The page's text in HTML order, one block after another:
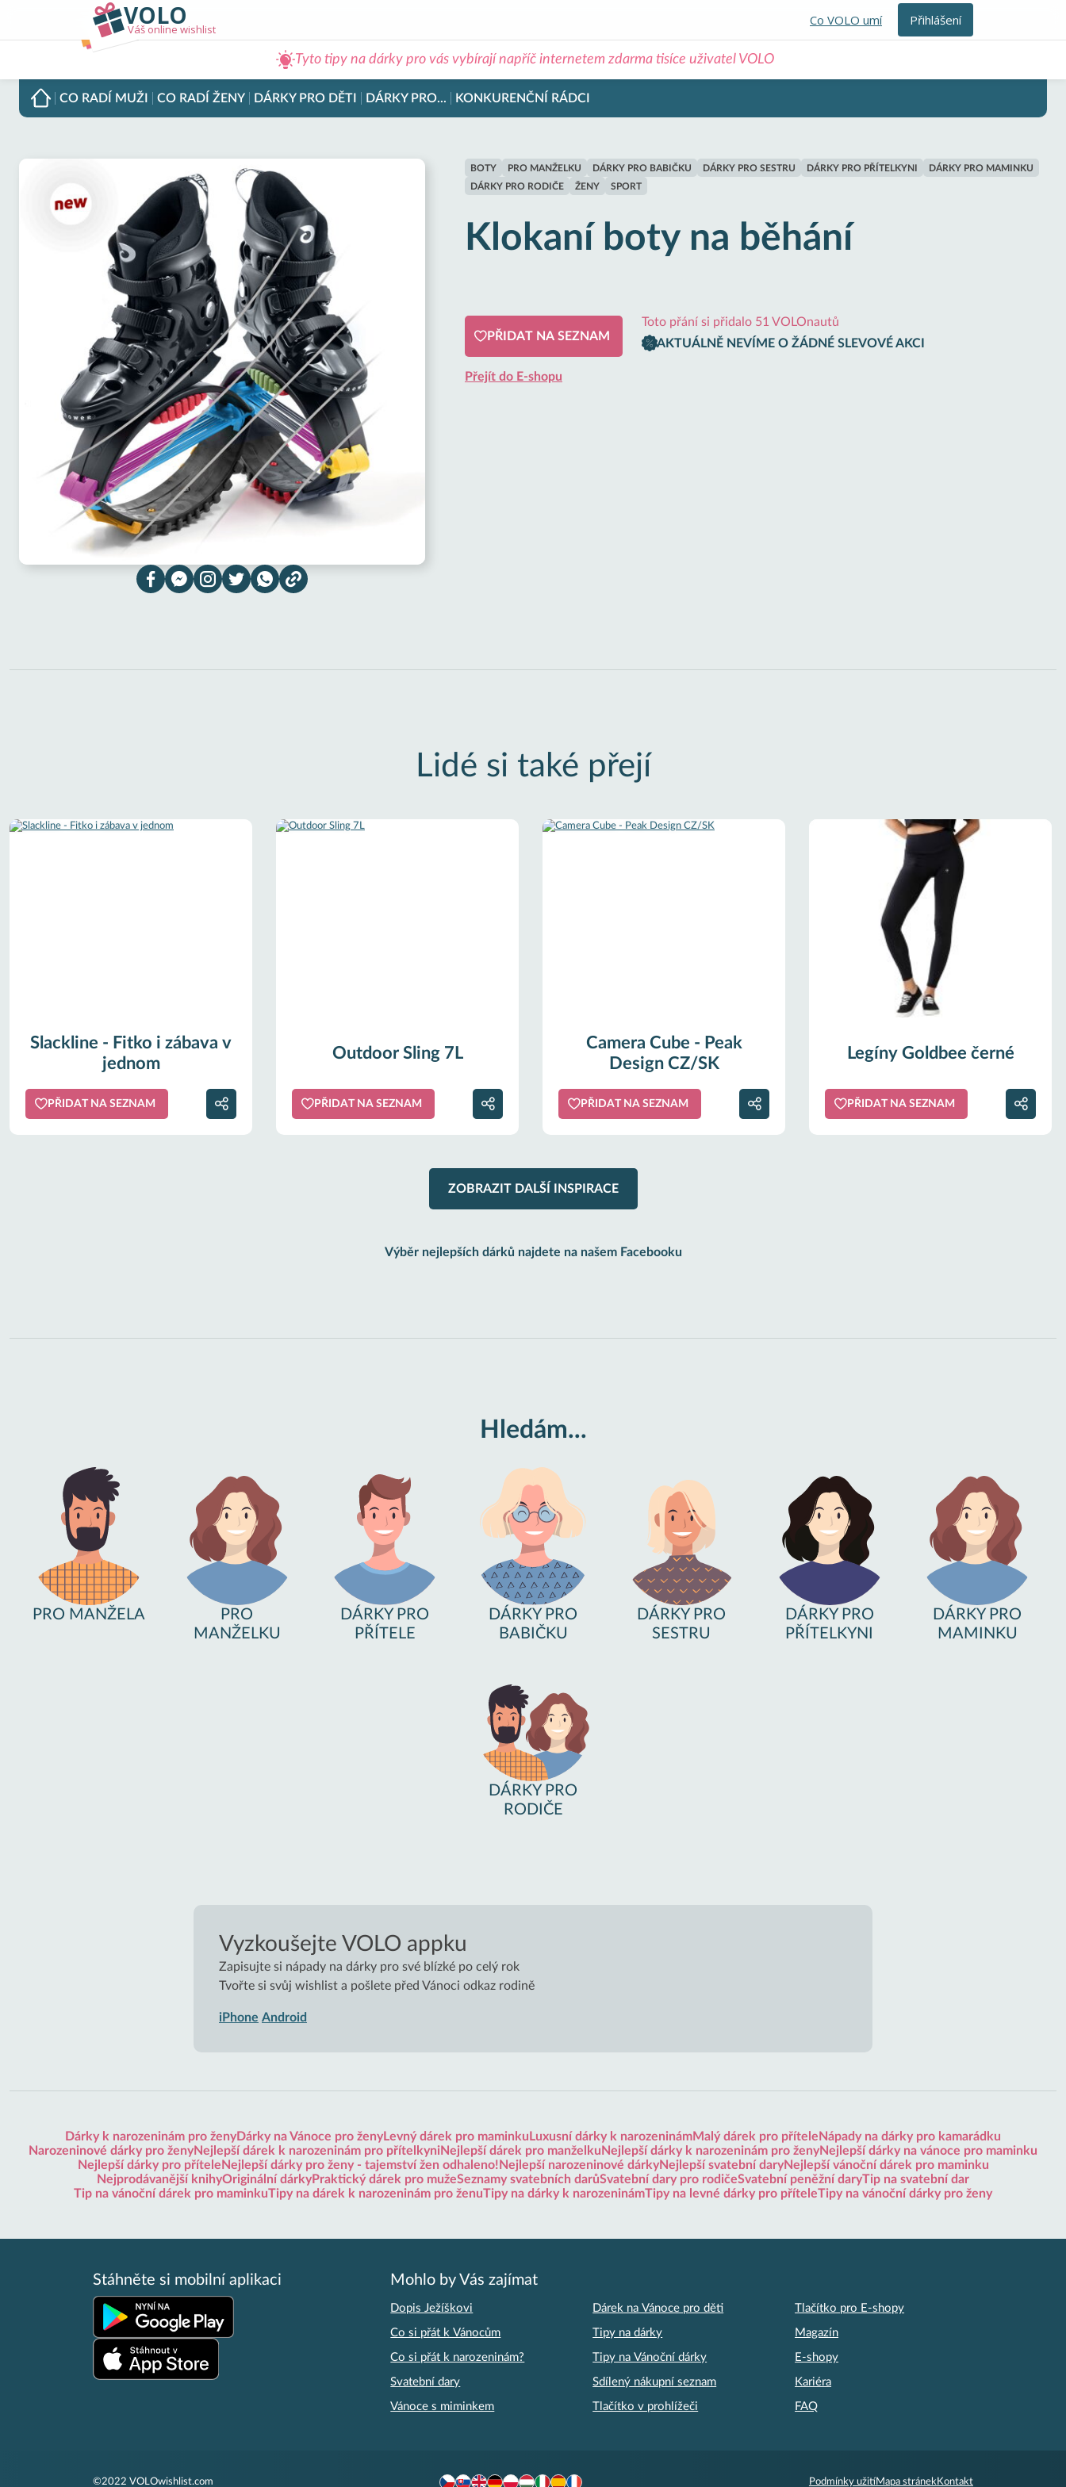
VOLO
Váš online wishlist
Co VOLO umí Přihlášení
Tyto tipy na dárky pro vás vybírají napříč internetem zdarma tisíce uživatel VOLO
CO RADÍ MUŽI CO RADÍ ŽENY DÁRKY PRO DĚTI DÁRKY PRO... KONKURENČNÍ RÁDCI
BOTY PRO MANŽELKU DÁRKY PRO BABIČKU DÁRKY PRO SESTRU DÁRKY PRO PŘÍTELKYNI
DÁRKY PRO MAMINKU
DÁRKY PRO RODIČE
ŽENY SPORT
Klokaní boty na běhání
PŘIDAT NA SEZNAM
Toto přání si přidalo 51 VOLOnautů
AKTUÁLNĚ NEVÍME O ŽÁDNÉ SLEVOVÉ AKCI
Přejít do E-shopu
Lidé si také přejí
Slackline - Fitko i zábava v
jednom
PŘIDAT NA SEZNAM
Outdoor Sling 7L
PŘIDAT NA SEZNAM
Camera Cube - Peak
Design CZ/SK
PŘIDAT NA SEZNAM
Legíny Goldbee černé
PŘIDAT NA SEZNAM
ZOBRAZIT DALŠÍ INSPIRACE
Výběr nejlepších dárků najdete na našem Facebooku
Hledám...
PRO MANŽELA
PRO
MANŽELKU
DÁRKY PRO
PŘÍTELE
DÁRKY PRO
BABIČKU
DÁRKY PRO
SESTRU
DÁRKY PRO
PŘÍTELKYNI
DÁRKY PRO
MAMINKU
DÁRKY PRO
RODIČE
Vyzkoušejte VOLO appku
Zapisujte si nápady na dárky pro své blízké po celý rok
Tvořte si svůj wishlist a pošlete před Vánoci odkaz rodině
iPhone Android
Dárky k narozeninám pro ženyDárky na Vánoce pro ženyLevný dárek pro maminku Luxusní dárky k narozeninámMalý dárek pro přítele Nápady na dárky pro kamarádku
Narozeninové dárky pro ženyNejlepší dárek k narozeninám pro přítelkyniNejlepší dárek pro manželku Nejlepší dárky k narozeninám pro ženyNejlepší dárky na vánoce pro maminku
Nejlepší dárky pro přítele Nejlepší dárky pro ženy - tajemství žen odhaleno! Nejlepší narozeninové dárkyNejlepší svatební daryNejlepší vánoční dárek pro maminku
Nejprodávanější knihyOriginální dárkyPraktický dárek pro mužeSeznamy svatebních darůSvatební dary pro rodičeSvatební peněžní daryTip na svatební dar
Tip na vánoční dárek pro maminkuTipy na dárek k narozeninám pro ženuTipy na dárky k narozeninámTipy na levné dárky pro příteleTipy na vánoční dárky pro ženy
Stáhněte si mobilní aplikaci Mohlo by Vás zajímat
Dopis Ježíškovi
Co si přát k Vánocům
Co si přát k narozeninám?
Svatební dary
Vánoce s miminkem
Dárek na Vánoce pro děti
Tipy na dárky
Tipy na Vánoční dárky
Sdílený nákupní seznam
Tlačítko v prohlížeči
Tlačítko pro E-shopy
Magazín
E-shopy
Kariéra
FAQ
©2022 VOLOwishlist.com Podmínky užitíMapa stránekKontakt